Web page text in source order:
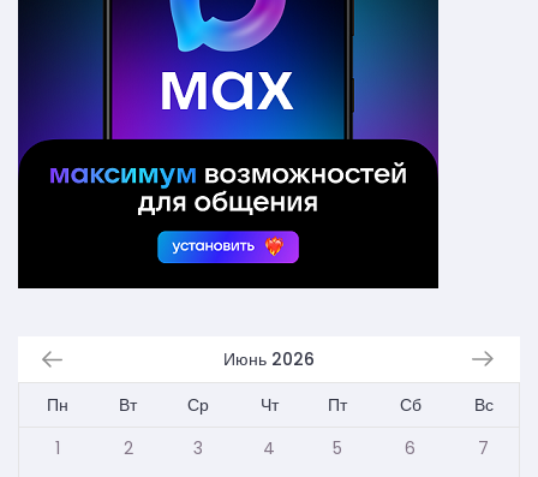
Июнь 2026
Пн
Вт Ср Чт Пт Сб
Вс
1
2 3 4 5 6
7